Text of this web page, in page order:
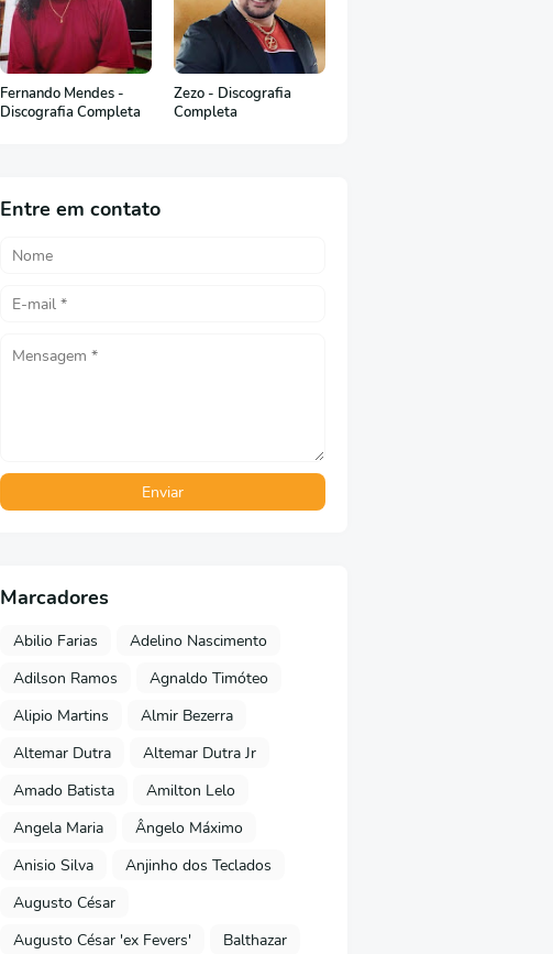
Fernando Mendes -
Discografia Completa
Zezo - Discografia
Completa
Entre em contato
Marcadores
Abilio Farias
Adelino Nascimento
Adilson Ramos
Agnaldo Timóteo
Alipio Martins
Almir Bezerra
Altemar Dutra
Altemar Dutra Jr
Amado Batista
Amilton Lelo
Angela Maria
Ângelo Máximo
Anisio Silva
Anjinho dos Teclados
Augusto César
Augusto César 'ex Fevers'
Balthazar